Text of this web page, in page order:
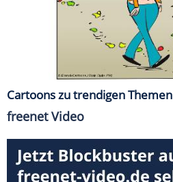
Cartoons zu trendigen Themen
freenet Video